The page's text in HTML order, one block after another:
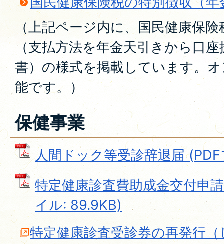
（上記ページ内に、国民健康保
（支払方法を年金天引きから口
書）の様式を掲載しています。
能です。）
保健事業
人間ドック等受診辞退届
特定健康診査費助成金交付申
イル: 89.9KB)
特定健康診査受診券の再発行